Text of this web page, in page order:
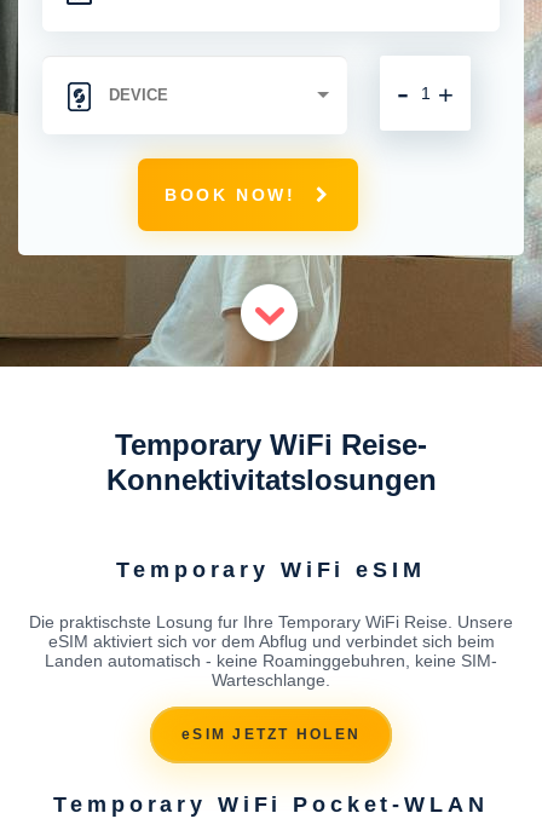
+
-
BOOK NOW!
Temporary WiFi Reise-
Konnektivitatslosungen
Temporary WiFi eSIM
Die praktischste Losung fur Ihre Temporary WiFi Reise. Unsere
eSIM aktiviert sich vor dem Abflug und verbindet sich beim
Landen automatisch - keine Roaminggebuhren, keine SIM-
Warteschlange.
eSIM JETZT HOLEN
Temporary WiFi Pocket-WLAN